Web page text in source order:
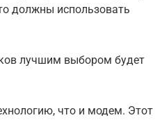
должны использовать
лучшим выбором будет
что и модем. Этот